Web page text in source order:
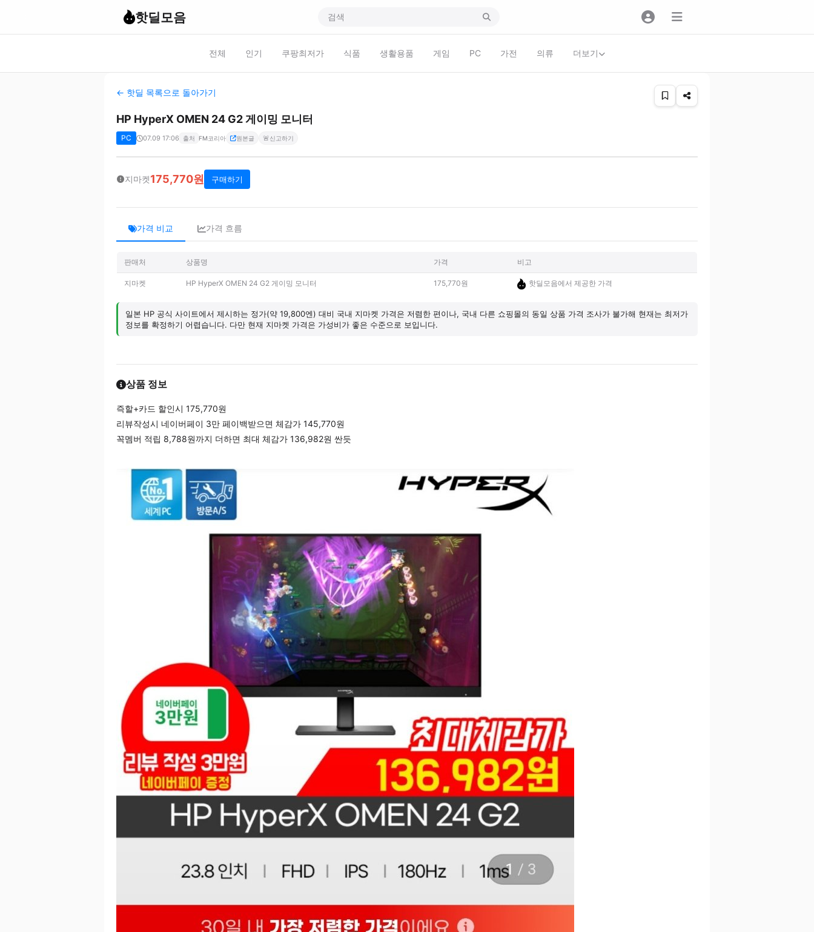
핫딜모음
전체 인기 쿠팡최저가 식품 생활용품 게임 PC 가전 의류 더보기
← 핫딜 목록으로 돌아가기
HP HyperX OMEN 24 G2 게이밍 모니터
PC 07.09 17:06 출처 FM코리아 원본글 🚨신고하기
지마켓175,770원 구매하기
가격 비교 가격 흐름
판매처 상품명 가격 비고
지마켓 HP HyperX OMEN 24 G2 게이밍 모니터 175,770원 핫딜모음에서 제공한 가격
일본 HP 공식 사이트에서 제시하는 정가(약 19,800엔) 대비 국내 지마켓 가격은 저렴한 편이나, 국내 다른 쇼핑몰의 동일 상품 가격 조사가 불가해 현재는 최저가
정보를 확정하기 어렵습니다. 다만 현재 지마켓 가격은 가성비가 좋은 수준으로 보입니다.
상품 정보
즉할+카드 할인시 175,770원
리뷰작성시 네이버페이 3만 페이백받으면 체감가 145,770원
꼭멤버 적립 8,788원까지 더하면 최대 체감가 136,982원 싼듯